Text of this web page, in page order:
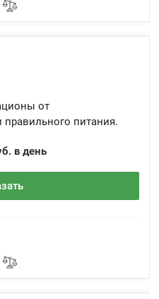
от
питания.
в день